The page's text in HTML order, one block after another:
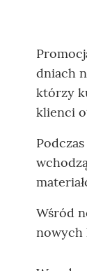
dniach
którzy
klienci
Wśród
nowych